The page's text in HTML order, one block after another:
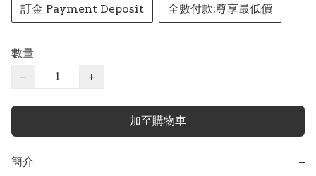
訂金 Payment Deposit
全數付款:尊享最低價
數量
−
+
加至購物車
簡介 −